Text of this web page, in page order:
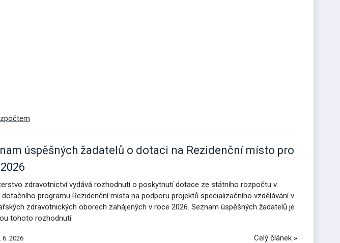
úspěšných žadatelů o dotaci na Rezidenční místo pro
zdravotnictví vydává rozhodnutí o poskytnutí dotace ze státního rozpočtu v
programu Rezidenční místa na podporu projektů specializačního vzdělávání v
zdravotnických oborech zahájených v roce 2026. Seznam úspěšných žadatelů je
tohoto rozhodnutí.
6. 2026 Celý článek »